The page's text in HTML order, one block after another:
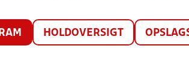
HOLDOVERSIGT